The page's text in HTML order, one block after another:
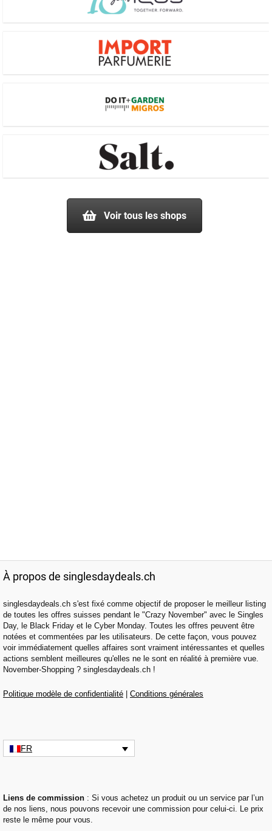
Voir tous les shops
À propos de singlesdaydeals.ch
singlesdaydeals.ch s'est fixé comme objectif de proposer le meilleur listing
de toutes les offres suisses pendant le "Crazy November" avec le Singles
Day, le Black Friday et le Cyber Monday. Toutes les offres peuvent être
notées et commentées par les utilisateurs. De cette façon, vous pouvez
voir immédiatement quelles affaires sont vraiment intéressantes et quelles
actions semblent meilleures qu'elles ne le sont en réalité à première vue.
November-Shopping ? singlesdaydeals.ch !
Politique modèle de confidentialité Conditions générales
FR
Liens de commission : Si vous achetez un produit ou un service par l’un
de nos liens, nous pouvons recevoir une commission pour celui-ci. Le prix
reste le même pour vous.